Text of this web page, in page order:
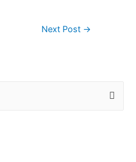
Next Post →